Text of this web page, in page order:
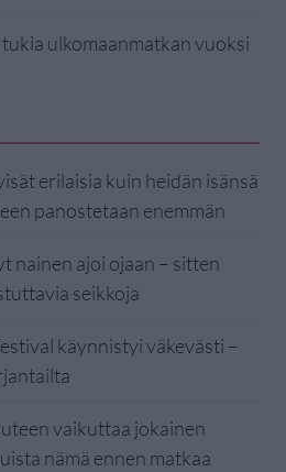
ulkomaanmatkan vuoksi
erilaisia kuin heidän isänsä
panostetaan enemmän
nainen ajoi ojaan – sitten
seikkoja
käynnistyi väkevästi –
vaikuttaa jokainen
nämä ennen matkaa